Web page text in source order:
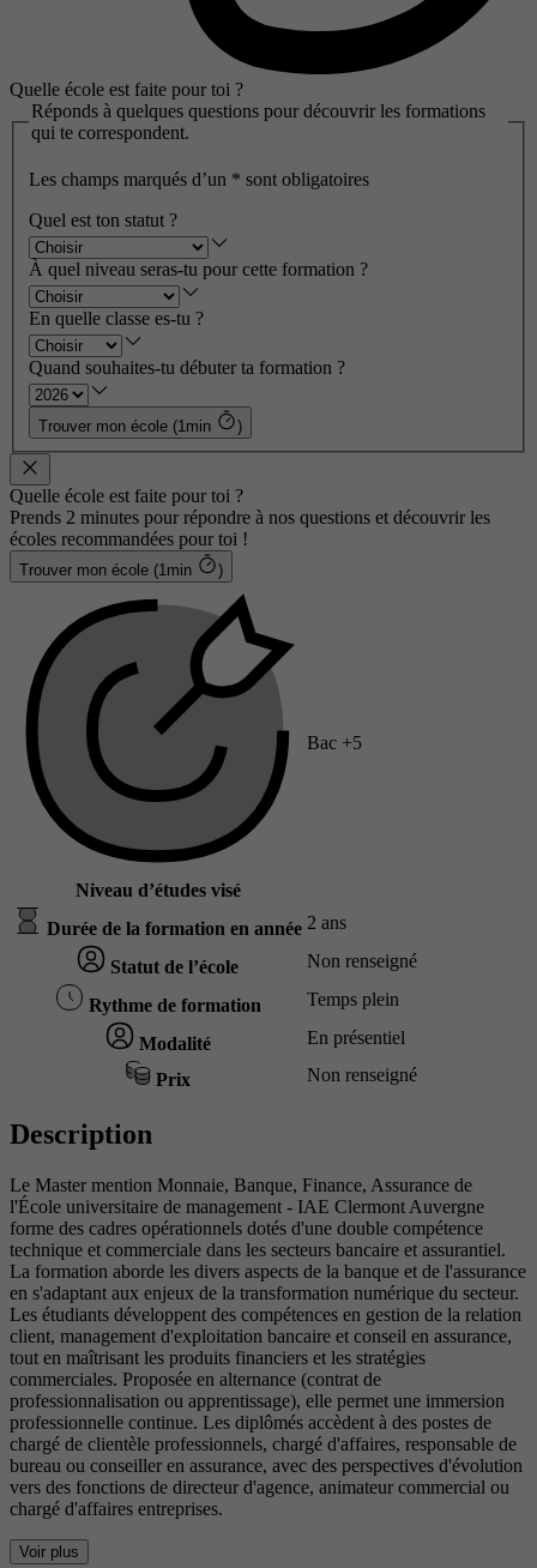
Quelle école est faite pour toi ?
Réponds à quelques questions pour découvrir les formations
qui te correspondent.
Les champs marqués d’un * sont obligatoires
Quel est ton statut ?
À quel niveau seras-tu pour cette formation ?
En quelle classe es-tu ?
Quand souhaites-tu débuter ta formation ?
Trouver mon école (1min )
Quelle école est faite pour toi ?
Prends 2 minutes pour répondre à nos questions et découvrir les
écoles recommandées pour toi !
Trouver mon école (1min )
Niveau d’études visé
Bac +5
Durée de la formation en année 2 ans
Statut de l’école Non renseigné
Rythme de formation Temps plein
Modalité En présentiel
Prix Non renseigné
Description
Le Master mention Monnaie, Banque, Finance, Assurance de
l'École universitaire de management - IAE Clermont Auvergne
forme des cadres opérationnels dotés d'une double compétence
technique et commerciale dans les secteurs bancaire et assurantiel.
La formation aborde les divers aspects de la banque et de l'assurance
en s'adaptant aux enjeux de la transformation numérique du secteur.
Les étudiants développent des compétences en gestion de la relation
client, management d'exploitation bancaire et conseil en assurance,
tout en maîtrisant les produits financiers et les stratégies
commerciales. Proposée en alternance (contrat de
professionnalisation ou apprentissage), elle permet une immersion
professionnelle continue. Les diplômés accèdent à des postes de
chargé de clientèle professionnels, chargé d'affaires, responsable de
bureau ou conseiller en assurance, avec des perspectives d'évolution
vers des fonctions de directeur d'agence, animateur commercial ou
chargé d'affaires entreprises.
Voir plus